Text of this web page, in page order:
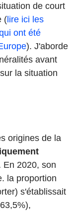
de court
(lire ici les
ont été
). J'aborde
avant
la situation
origines de la
En 2020, son
la proportion
s'établissait